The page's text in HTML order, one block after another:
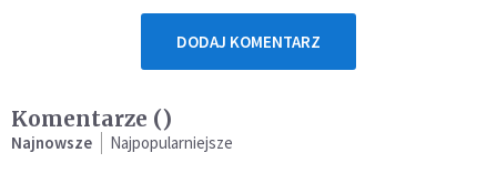
DODAJ KOMENTARZ
Komentarze ()
Najnowsze Najpopularniejsze